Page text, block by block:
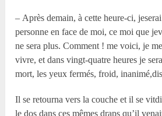
– Après demain, à cette heure-ci,
personne en face de moi, ce moi que
ne sera plus. Comment ! me voici, je
vivre, et dans vingt-quatre heures je
mort, les yeux fermés, froid,
Il se retourna vers la couche et il se
le dos dans ces mêmes draps qu’il